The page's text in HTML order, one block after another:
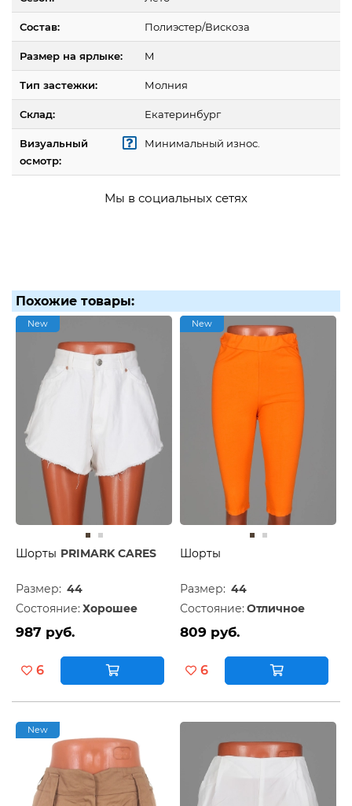
Состав: Полиэстер/Вискоза
Размер на ярлыке: M
Тип застежки: Молния
Склад: Екатеринбург
Визуальный
осмотр:
Минимальный износ.
Мы в социальных сетях
Похожие товары:
New
Шорты PRIMARK CARES
Размер: 44
Состояние: Хорошее
987 руб.
6
New
Шорты
Размер: 44
Состояние: Отличное
809 руб.
6
New